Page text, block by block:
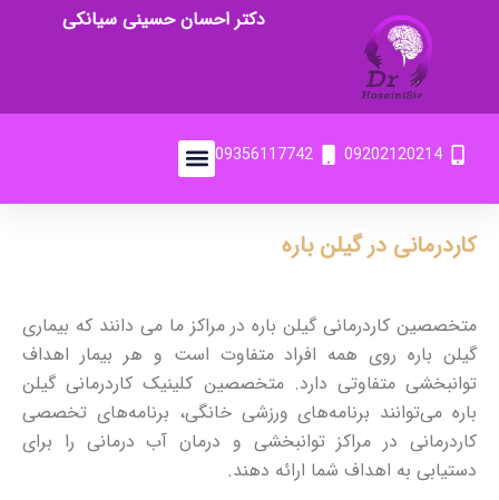
دکتر احسان حسینی سیانکی
09202120214
09356117742
کاردرمانی در گیلن باره
متخصصین کاردرمانی گیلن باره در مراکز ما می دانند که بیماری
گیلن باره روی همه افراد متفاوت است و هر بیمار اهداف
توانبخشی متفاوتی دارد. متخصصین کلینیک کاردرمانی گیلن
باره می‌توانند برنامه‌های ورزشی خانگی، برنامه‌های تخصصی
کاردرمانی در مراکز توانبخشی و درمان‌ آب درمانی را برای
دستیابی به اهداف شما ارائه دهند.